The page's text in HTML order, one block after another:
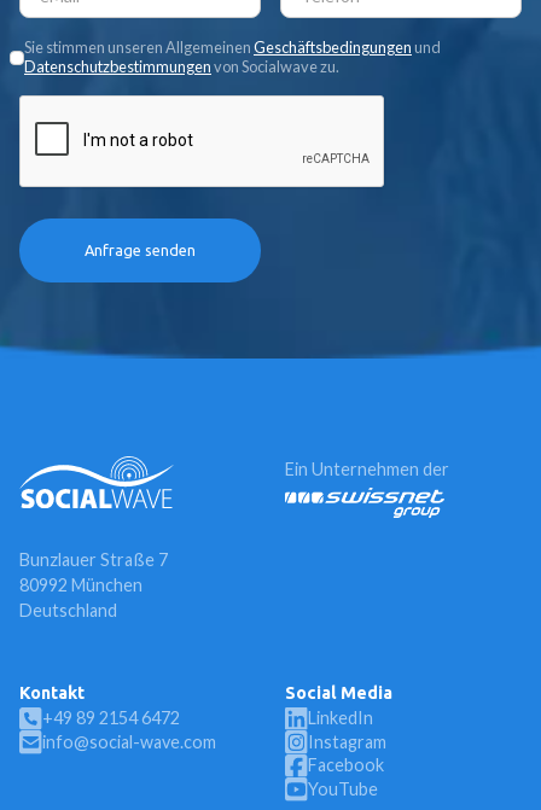
Sie stimmen unseren AllgemeinenGeschäftsbedingungen und
Datenschutzbestimmungenvon Socialwave zu.
Bunzlauer Straße 7
80992 München
Deutschland
Ein Unternehmen der
Kontakt
+49 89 2154 6472
info@social-wave.com
Social Media
LinkedIn
Instagram
Facebook
YouTube